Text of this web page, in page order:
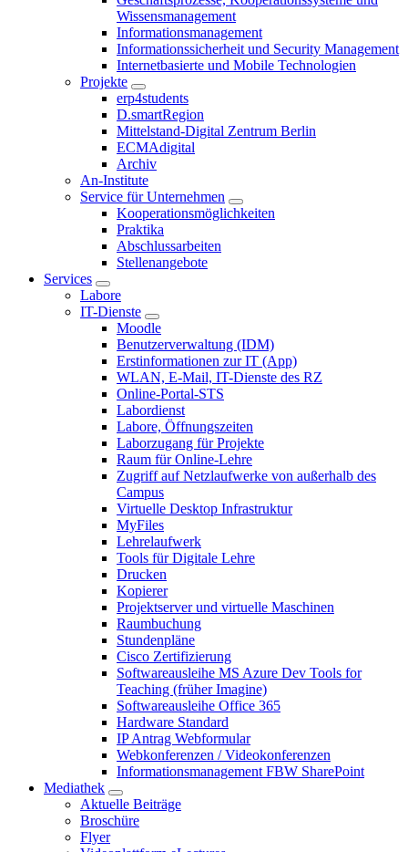
Wissensmanagement
Informationsmanagement
Informationssicherheit und Security Management
Internetbasierte und Mobile Technologien
Projekte
erp4students
D.smartRegion
Mittelstand-Digital Zentrum Berlin
ECMAdigital
Archiv
An-Institute
Service für Unternehmen
Kooperationsmöglichkeiten
Praktika
Abschlussarbeiten
Stellenangebote
Services
Labore
IT-Dienste
Moodle
Benutzerverwaltung (IDM)
Erstinformationen zur IT (App)
WLAN, E-Mail, IT-Dienste des RZ
Online-Portal-STS
Labordienst
Labore, Öffnungszeiten
Laborzugang für Projekte
Raum für Online-Lehre
Zugriff auf Netzlaufwerke von außerhalb des
Campus
Virtuelle Desktop Infrastruktur
MyFiles
Lehrelaufwerk
Tools für Digitale Lehre
Drucken
Kopierer
Projektserver und virtuelle Maschinen
Raumbuchung
Stundenpläne
Cisco Zertifizierung
Softwareausleihe MS Azure Dev Tools for
Teaching (früher Imagine)
Softwareausleihe Office 365
Hardware Standard
IP Antrag Webformular
Webkonferenzen / Videokonferenzen
Informationsmanagement FBW SharePoint
Mediathek
Aktuelle Beiträge
Broschüre
Flyer